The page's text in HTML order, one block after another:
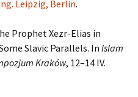
Leipzig, Berlin.
Prophet Xezr-Elias in
Slavic Parallels. In Islam
Kraków, 12–14 IV.